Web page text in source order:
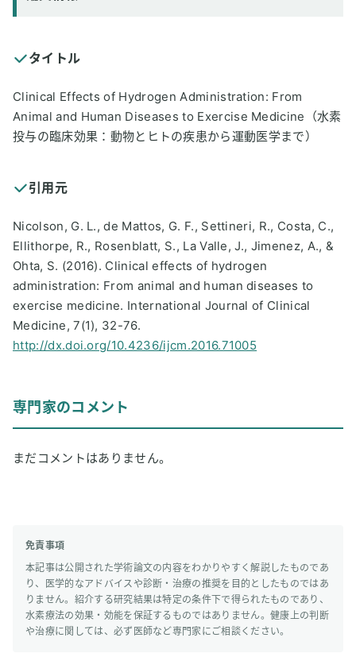
タイトル
Clinical Effects of Hydrogen Administration: From
Animal and Human Diseases to Exercise Medicine（水素
投与の臨床効果：動物とヒトの疾患から運動医学まで）
引用元
Nicolson, G. L., de Mattos, G. F., Settineri, R., Costa, C.,
Ellithorpe, R., Rosenblatt, S., La Valle, J., Jimenez, A., &
Ohta, S. (2016). Clinical effects of hydrogen
administration: From animal and human diseases to
exercise medicine. International Journal of Clinical
Medicine, 7(1), 32-76.
http://dx.doi.org/10.4236/ijcm.2016.71005
専門家のコメント
まだコメントはありません。
免責事項
本記事は公開された学術論文の内容をわかりやすく解説したものであ
り、医学的なアドバイスや診断・治療の推奨を目的としたものではあ
りません。紹介する研究結果は特定の条件下で得られたものであり、
水素療法の効果・効能を保証するものではありません。健康上の判断
や治療に関しては、必ず医師など専門家にご相談ください。